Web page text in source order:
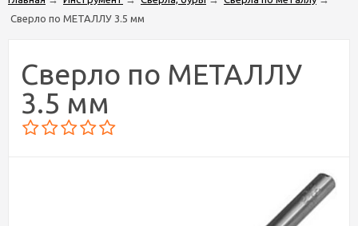
Сверло по МЕТАЛЛУ 3.5 мм
Сверло по МЕТАЛЛУ
3.5 мм